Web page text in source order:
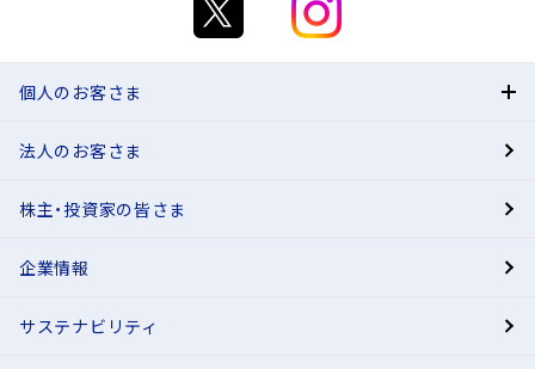
個人のお客さま
BANK
有人店舗
法人のお客さま
株主・投資家の皆さま
企業情報
サステナビリティ